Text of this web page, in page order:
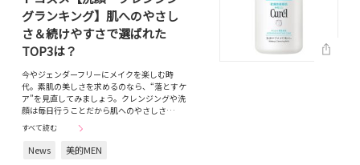
グランキング】肌へのやさし
さ＆続けやすさで選ばれた
TOP3は？
今やジェンダーフリーにメイクを楽しむ時
代。素肌の美しさを求めるのなら、“落とすケ
ア”を見直してみましょう。クレンジングや洗
顔は毎日行うことだから肌へのやさしさ…
すべて読む
News 美的MEN